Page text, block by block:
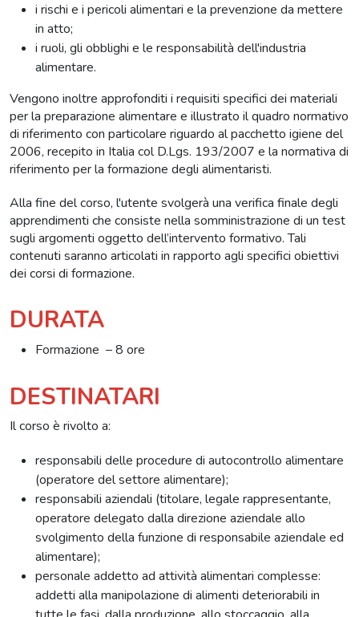
i rischi e i pericoli alimentari e la prevenzione da mettere
in atto;
i ruoli, gli obblighi e le responsabilità dell'industria
alimentare.
Vengono inoltre approfonditi i requisiti specifici dei materiali
per la preparazione alimentare e illustrato il quadro normativo
di riferimento con particolare riguardo al pacchetto igiene del
2006, recepito in Italia col D.Lgs. 193/2007 e la normativa di
riferimento per la formazione degli alimentaristi.
Alla fine del corso, l'utente svolgerà una verifica finale degli
apprendimenti che consiste nella somministrazione di un test
sugli argomenti oggetto dell’intervento formativo. Tali
contenuti saranno articolati in rapporto agli specifici obiettivi
dei corsi di formazione.
DURATA
Formazione – 8 ore
DESTINATARI
Il corso è rivolto a:
responsabili delle procedure di autocontrollo alimentare
(operatore del settore alimentare);
responsabili aziendali (titolare, legale rappresentante,
operatore delegato dalla direzione aziendale allo
svolgimento della funzione di responsabile aziendale ed
alimentare);
personale addetto ad attività alimentari complesse:
addetti alla manipolazione di alimenti deteriorabili in